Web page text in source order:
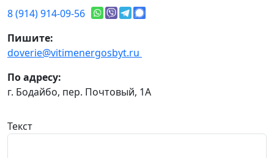
8 (914) 914-09-56
Пишите:
doverie@vitimenergosbyt.ru
По адресу:
г. Бодайбо, пер. Почтовый, 1А
Текст